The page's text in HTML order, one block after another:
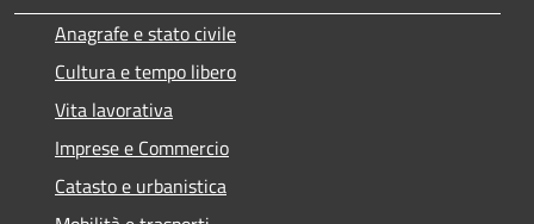
Anagrafe e stato civile
Cultura e tempo libero
Vita lavorativa
Imprese e Commercio
Catasto e urbanistica